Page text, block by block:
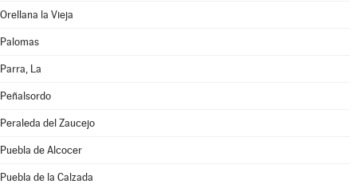
Orellana la Vieja
Palomas
Parra, La
Peñalsordo
Peraleda del Zaucejo
Puebla de Alcocer
Puebla de la Calzada